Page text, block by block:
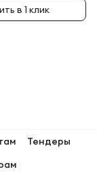
в 1 клик
Тендеры